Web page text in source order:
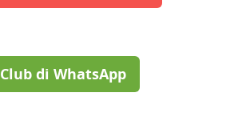
Club di WhatsApp